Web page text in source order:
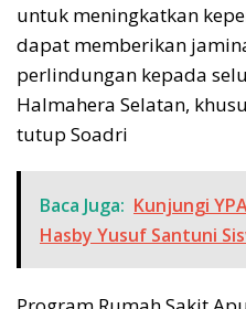
untuk meningkatkan
dapat memberikan
perlindungan kepada
Halmahera Selatan,
tutup Soadri
Baca Juga: Kunjungi
Hasby Yusuf Santuni